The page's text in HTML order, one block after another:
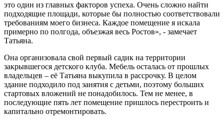
это один из главных факторов успеха. Очень сложно найти
подходящие площади, которые бы полностью соответствовали
требованиям моего бизнеса. Каждое помещение я искала
примерно по полгода, объезжая весь Ростов», - замечает
Татьяна.
Она организовала свой первый садик на территории
закрывшегося детского клуба. Мебель осталась от прошлых
владельцев – её Татьяна выкупила в рассрочку. В целом
здание подходило под занятия с детьми, поэтому больших
стартовых вложений не понадобилось. Тем не менее, в
последующие пять лет помещение пришлось перестроить и
капитально отремонтировать.